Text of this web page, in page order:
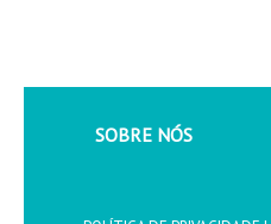
SOBRE NÓS